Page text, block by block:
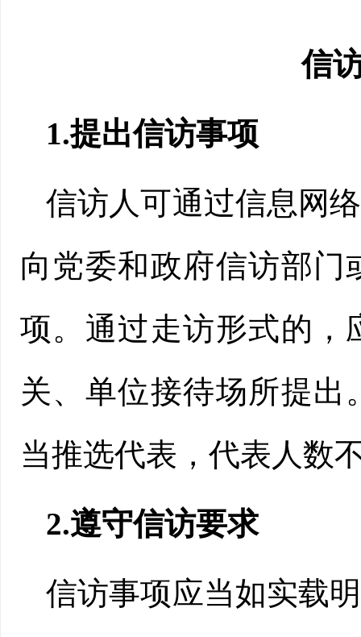
信
1.提出信访事项
信访人可通过信息网
向党委和政府信访部门
项。通过走访形式的，
关、单位接待场所提
当推选代表，代表人数
2.遵守信访要求
信访事项应当如实载